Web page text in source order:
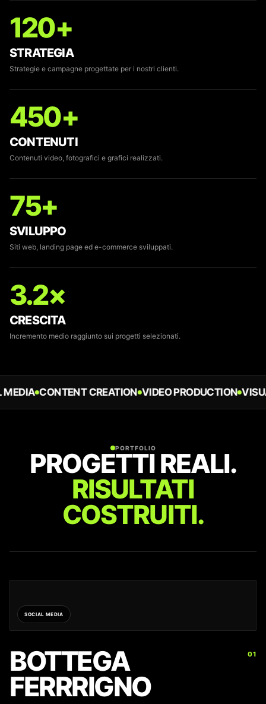
120+
STRATEGIA
Strategie e campagne progettate per i nostri clienti.
450+
CONTENUTI
Contenuti video, fotografici e grafici realizzati.
75+
SVILUPPO
Siti web, landing page ed e-commerce sviluppati.
3.2×
CRESCITA
Incremento medio raggiunto sui progetti selezionati.
CONTENT CREATION VIDEO PRODUCTION VISUAL
PORTFOLIO
PROGETTI REALI.
RISULTATI
COSTRUITI.
SOCIAL MEDIA
01
BOTTEGA
FERRRIGNO